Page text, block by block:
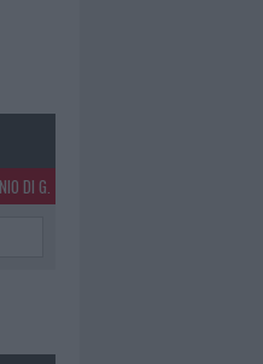
DI G.